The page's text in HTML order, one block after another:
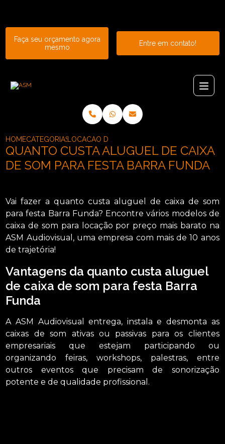
Faça seu orçamento agora
mesmo
Entre em contato!
HOMECATEGORIAS LOCACAO DE CAIXAS DE SOM_LOCACAO DE
QUANTO CUSTA ALUGUEL DE CAIXA
DE SOM PARA FESTA BARRA FUNDA
Vai fazer a quanto custa aluguel de caixa de som
para festa Barra Funda? Encontre vários modelos de
caixa de som para locação por preço mais barato na
ASM Audiovisual, uma empresa com mais de 10 anos
de trajetória!
Vantagens da quanto custa aluguel
de caixa de som para festa Barra
Funda
A ASM Audiovisual entrega, instala e desmonta as
caixas de som ativas ou passivas para os clientes
empresariais que estejam participando ou
organizando feiras, workshops, palestras, entre
outros eventos que precisam de sonorização
potente e de qualidade profissional.